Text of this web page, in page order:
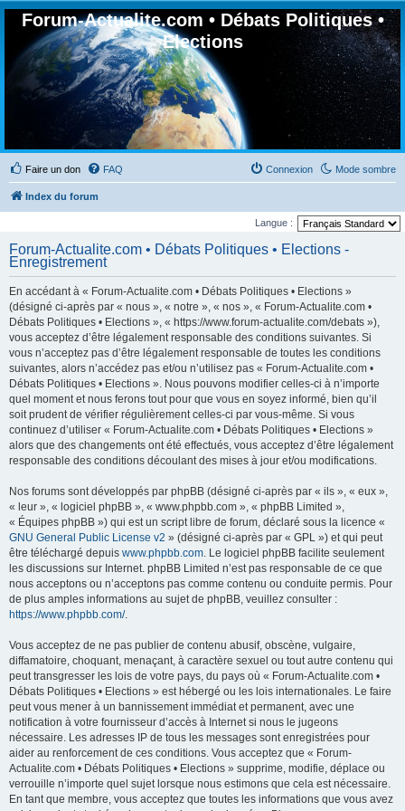
Forum-Actualite.com • Débats Politiques •
Elections
Faire un don Mode sombre
FAQ Connexion
Index du forum
Langue :
Forum-Actualite.com • Débats Politiques • Elections -
Enregistrement
En accédant à « Forum-Actualite.com • Débats Politiques • Elections »
(désigné ci-après par « nous », « notre », « nos », « Forum-Actualite.com •
Débats Politiques • Elections », « https://www.forum-actualite.com/debats »),
vous acceptez d’être légalement responsable des conditions suivantes. Si
vous n’acceptez pas d’être légalement responsable de toutes les conditions
suivantes, alors n’accédez pas et/ou n’utilisez pas « Forum-Actualite.com •
Débats Politiques • Elections ». Nous pouvons modifier celles-ci à n’importe
quel moment et nous ferons tout pour que vous en soyez informé, bien qu’il
soit prudent de vérifier régulièrement celles-ci par vous-même. Si vous
continuez d’utiliser « Forum-Actualite.com • Débats Politiques • Elections »
alors que des changements ont été effectués, vous acceptez d’être légalement
responsable des conditions découlant des mises à jour et/ou modifications.
Nos forums sont développés par phpBB (désigné ci-après par « ils », « eux »,
« leur », « logiciel phpBB », « www.phpbb.com », « phpBB Limited »,
« Équipes phpBB ») qui est un script libre de forum, déclaré sous la licence «
GNU General Public License v2 » (désigné ci-après par « GPL ») et qui peut
être téléchargé depuis www.phpbb.com. Le logiciel phpBB facilite seulement
les discussions sur Internet. phpBB Limited n’est pas responsable de ce que
nous acceptons ou n’acceptons pas comme contenu ou conduite permis. Pour
de plus amples informations au sujet de phpBB, veuillez consulter :
https://www.phpbb.com/.
Vous acceptez de ne pas publier de contenu abusif, obscène, vulgaire,
diffamatoire, choquant, menaçant, à caractère sexuel ou tout autre contenu qui
peut transgresser les lois de votre pays, du pays où « Forum-Actualite.com •
Débats Politiques • Elections » est hébergé ou les lois internationales. Le faire
peut vous mener à un bannissement immédiat et permanent, avec une
notification à votre fournisseur d’accès à Internet si nous le jugeons
nécessaire. Les adresses IP de tous les messages sont enregistrées pour
aider au renforcement de ces conditions. Vous acceptez que « Forum-
Actualite.com • Débats Politiques • Elections » supprime, modifie, déplace ou
verrouille n’importe quel sujet lorsque nous estimons que cela est nécessaire.
En tant que membre, vous acceptez que toutes les informations que vous avez